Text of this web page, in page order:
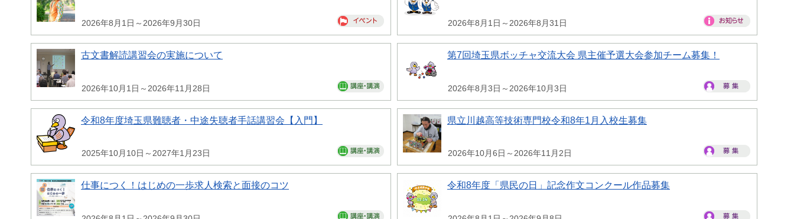
2026年8月1日～2026年9月30日 2026年8月1日～2026年8月31日
古文書解読講習会の実施について
2026年10月1日～2026年11月28日
第7回埼玉県ボッチャ交流大会 県主催予選大会参加チーム募集！
2026年8月3日～2026年10月3日
令和8年度埼玉県難聴者・中途失聴者手話講習会【入門】
2025年10月10日～2027年1月23日
県立川越高等技術専門校令和8年1月入校生募集
2026年10月6日～2026年11月2日
仕事につく！はじめの一歩求人検索と面接のコツ 令和8年度「県民の日」記念作文コンクール作品募集